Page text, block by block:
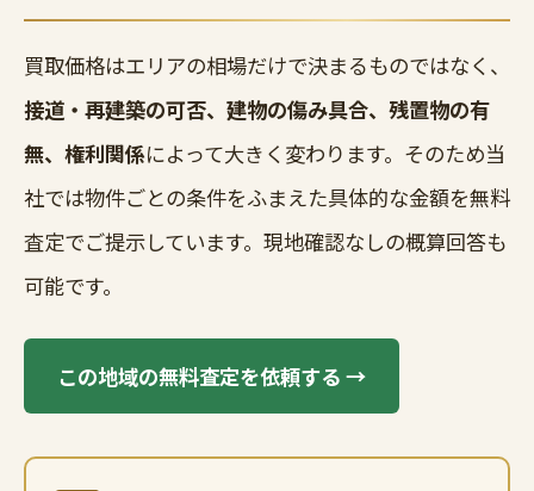
買取価格はエリアの相場だけで決まるものではなく、
接道・再建築の可否、建物の傷み具合、残置物の有
無、権利関係によって大きく変わります。そのため当
社では物件ごとの条件をふまえた具体的な金額を無料
査定でご提示しています。現地確認なしの概算回答も
可能です。
この地域の無料査定を依頼する →